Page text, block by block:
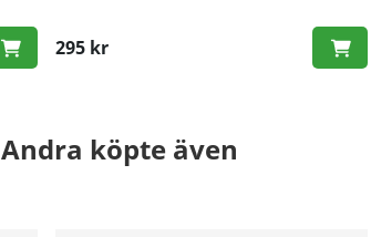
295 kr
Andra köpte även